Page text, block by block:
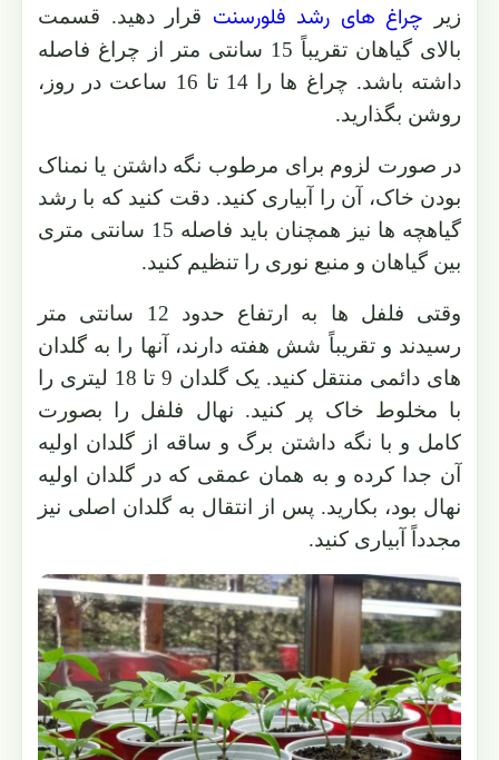
زیر چراغ های رشد فلورسنت قرار دهید. قسمت
بالای گیاهان تقریباً 15 سانتی متر از چراغ فاصله
داشته باشد. چراغ ها را 14 تا 16 ساعت در روز،
روشن بگذارید.
در صورت لزوم برای مرطوب نگه داشتن یا نمناک
بودن خاک، آن را آبیاری کنید. دقت کنید که با رشد
گیاهچه ها نیز همچنان باید فاصله 15 سانتی متری
بین گیاهان و منبع نوری را تنظیم کنید.
وقتی فلفل ها به ارتفاع حدود 12 سانتی متر
رسیدند و تقریباً شش هفته دارند، آنها را به گلدان
های دائمی منتقل کنید. یک گلدان 9 تا 18 لیتری را
با مخلوط خاک پر کنید. نهال فلفل را بصورت
کامل و با نگه داشتن برگ و ساقه از گلدان اولیه
آن جدا کرده و به همان عمقی که در گلدان اولیه
نهال بود، بکارید. پس از انتقال به گلدان اصلی نیز
مجدداً آبیاری کنید.